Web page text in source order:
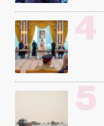
4
5